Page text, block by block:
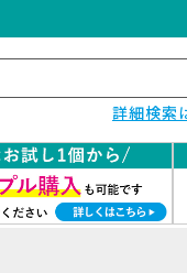
詳細検索